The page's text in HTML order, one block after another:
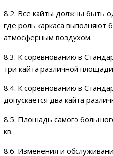
8.2. Все кайты должны быть
где роль каркаса выполняют
атмосферным воздухом.
8.3. К соревнованию в
три кайта различной
8.4. К соревнованию в
допускается два кайта
8.5. Площадь самого
кв.
8.6. Изменения и